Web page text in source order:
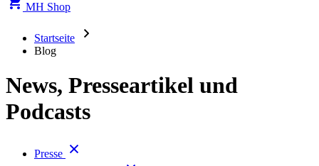
MH Shop
Startseite
Blog
News, Presseartikel und
Podcasts
Presse